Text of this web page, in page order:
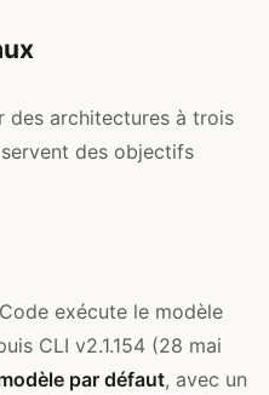
des architectures à trois
des objectifs
exécute le modèle
CLI v2.1.154 (28 mai
par défaut, avec un